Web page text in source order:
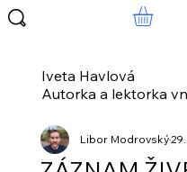
Iveta Havlová
Autorka a lektorka
Libor Modrovský